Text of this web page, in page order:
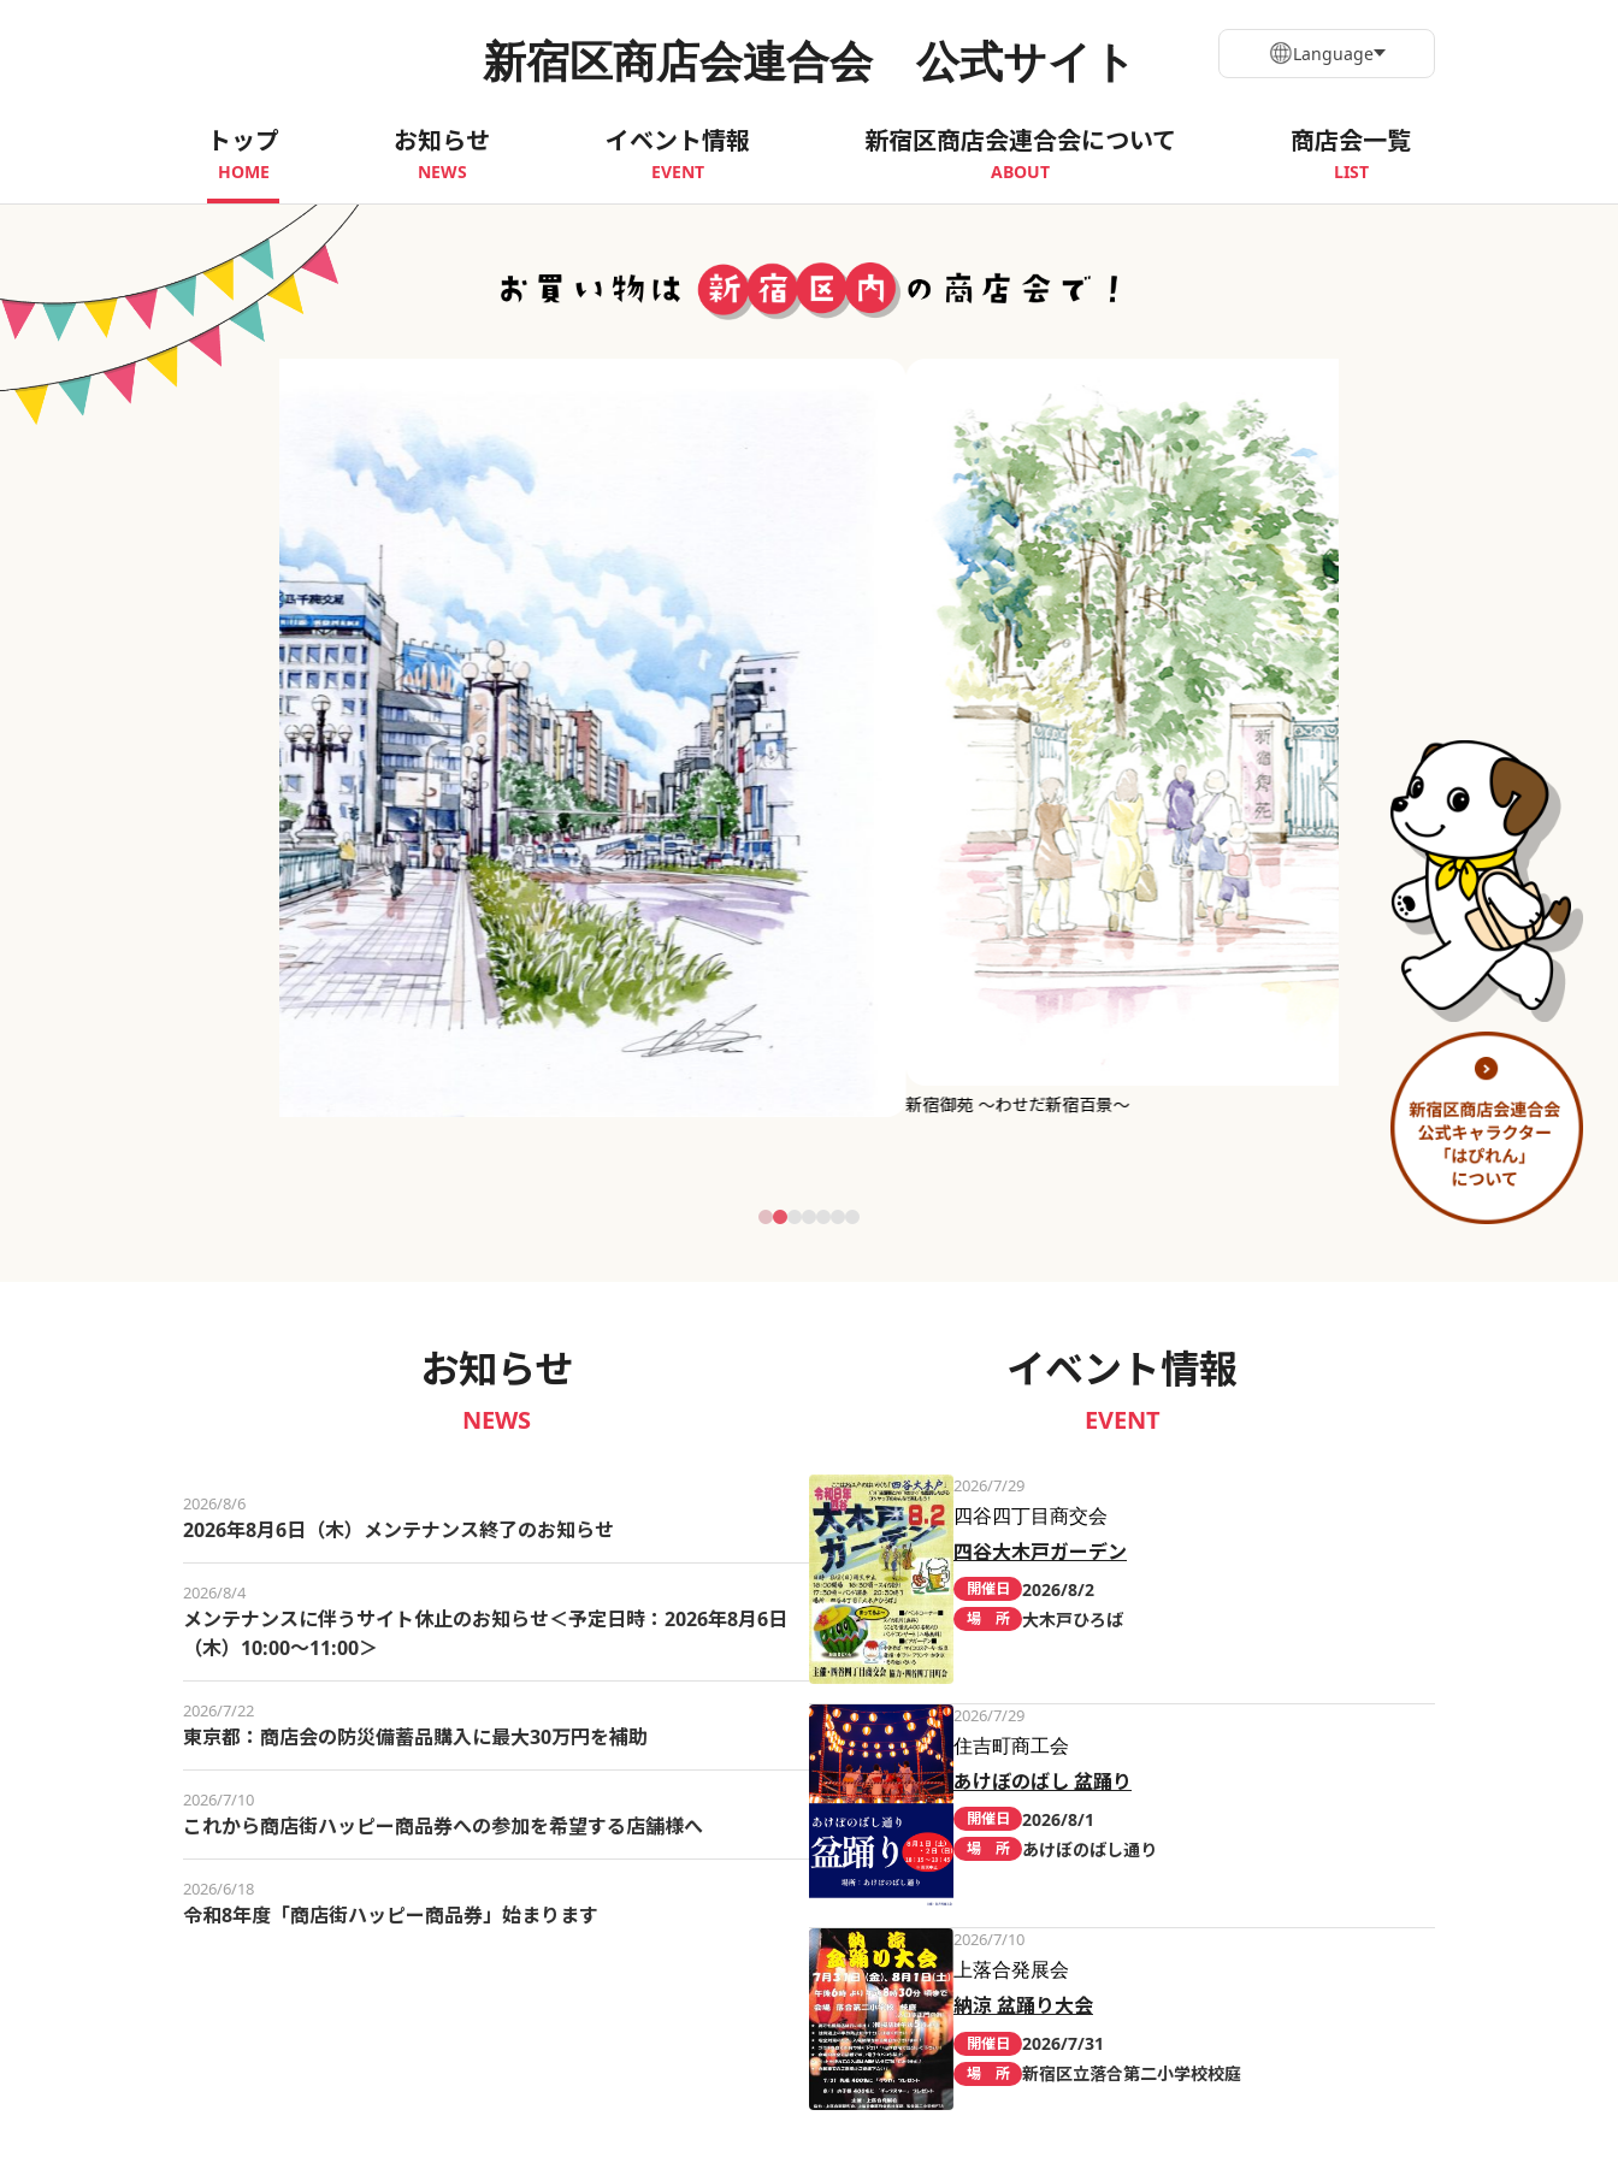
新宿区商店会連合会 公式サイト
トップ
HOME
お知らせ
NEWS
イベント情報
EVENT
新宿区商店会連合会について
ABOUT
商店会一覧
LIST
Language
淀橋市場 ～わせだ新宿百景～
お知らせ
NEWS
2026/8/6
2026年8月6日（木）メンテナンス終了のお知らせ
2026/8/4
メンテナンスに伴うサイト休止のお知らせ＜予定日時：2026年8月6日
（木）10:00～11:00＞
2026/7/22
東京都：商店会の防災備蓄品購入に最大30万円を補助
2026/7/10
これから商店街ハッピー商品券への参加を希望する店舗様へ
2026/6/18
令和8年度「商店街ハッピー商品券」始まります
イベント情報
EVENT
2026/7/29
四谷四丁目商交会
四谷大木戸ガーデン
開催日 2026/8/2
場 所 大木戸ひろば
2026/7/29
住吉町商工会
あけぼのばし 盆踊り
開催日 2026/8/1
場 所 あけぼのばし通り
2026/7/10
上落合発展会
納涼 盆踊り大会
開催日 2026/7/31
場 所 新宿区立落合第二小学校校庭